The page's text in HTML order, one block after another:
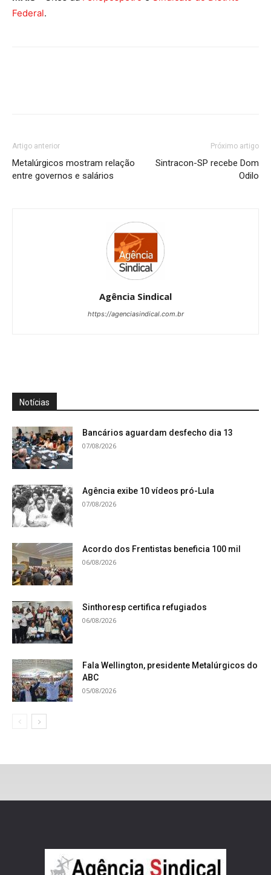
Federal.
Artigo anterior
Metalúrgicos mostram relação
entre governos e salários
Próximo artigo
Sintracon-SP recebe Dom
Odilo
Agência Sindical
https://agenciasindical.com.br
Notícias
Bancários aguardam desfecho dia 13
07/08/2026
Agência exibe 10 vídeos pró-Lula
07/08/2026
Acordo dos Frentistas beneficia 100 mil
06/08/2026
Sinthoresp certifica refugiados
06/08/2026
Fala Wellington, presidente Metalúrgicos do
ABC
05/08/2026